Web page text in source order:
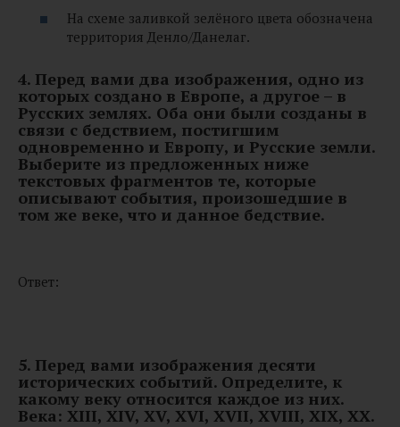
На схеме заливкой зелёного цвета обозначена
территория Денло/Данелаг.
4. Перед вами два изображения, одно из
которых создано в Европе, а другое – в
Русских землях. Оба они были созданы в
связи с бедствием, постигшим
одновременно и Европу, и Русские земли.
Выберите из предложенных ниже
текстовых фрагментов те, которые
описывают события, произошедшие в
том же веке, что и данное бедствие.
Ответ:
5. Перед вами изображения десяти
исторических событий. Определите, к
какому веку относится каждое из них.
Века: XIII, XIV, XV, XVI, XVII, XVIII, XIX, XX.